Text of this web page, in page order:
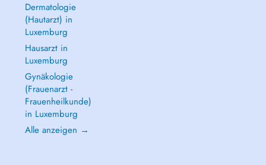
Dermatologie
(Hautarzt) in
Luxemburg
Hausarzt in
Luxemburg
Gynäkologie
(Frauenarzt -
Frauenheilkunde)
in Luxemburg
Alle anzeigen →